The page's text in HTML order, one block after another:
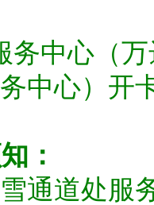
务中心（
中心）开
：
通道处服